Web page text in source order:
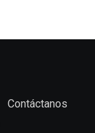
Contáctanos